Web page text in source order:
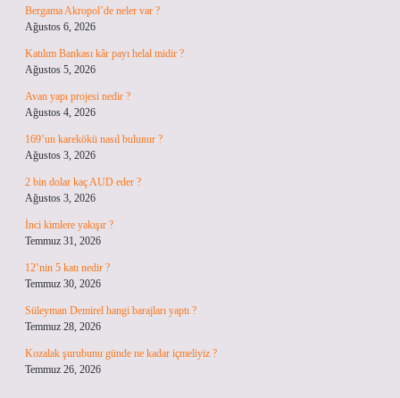
Bergama Akropol’de neler var ?
Ağustos 6, 2026
Katılım Bankası kâr payı helal midir ?
Ağustos 5, 2026
Avan yapı projesi nedir ?
Ağustos 4, 2026
169’un karekökü nasıl bulunur ?
Ağustos 3, 2026
2 bin dolar kaç AUD eder ?
Ağustos 3, 2026
İnci kimlere yakışır ?
Temmuz 31, 2026
12’nin 5 katı nedir ?
Temmuz 30, 2026
Süleyman Demirel hangi barajları yaptı ?
Temmuz 28, 2026
Kozalak şurubunu günde ne kadar içmeliyiz ?
Temmuz 26, 2026